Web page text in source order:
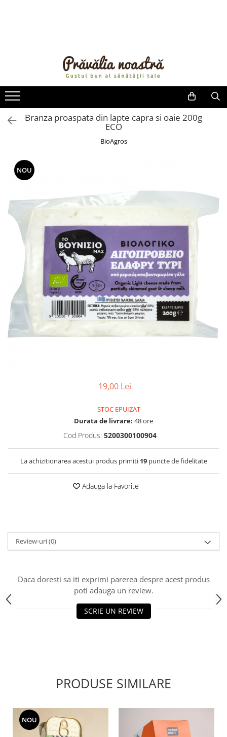
ULEIURI ȘI UNTURI
MĂSLINE
NUCI ȘI SEMINȚE
FRUCTE DESHIDRATATE
ÎNDULCITORI NATURALI / MIERE
OȚETURI ȘI SOSURI
SOSURI
BĂUTURI / LAPTE VEGETAL
OREZ ȘI CEREALE
PASTE
CREME ȘI PASTE TARTINABILE
CONDIMENTE
CEAIURI GRECEȘTI
CIOCOLATĂ ȘI CACAO
HEALTHY SNACKS
SUPERALIMENTE
LACTATE
BACANIE
Branza proaspata din lapte capra si oaie 200g
ECO
BioAgros
NOU
19,00 Lei
STOC EPUIZAT
Durata de livrare: 48 ore
Cod Produs: 5200300100904
La achizitionarea acestui produs primiti 19puncte de fidelitate
Adauga la Favorite
Review-uri(0)
Daca doresti sa iti exprimi parerea despre acest produs
poti adauga un review.
SCRIE UN REVIEW
PRODUSE SIMILARE
NOU